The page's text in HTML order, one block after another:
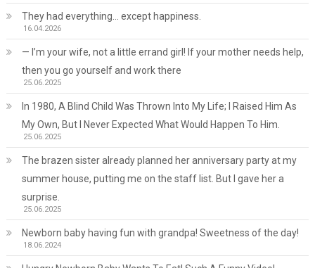
They had everything… except happiness.
16.04.2026
— I’m your wife, not a little errand girl! If your mother needs help,
then you go yourself and work there
25.06.2025
In 1980, A Blind Child Was Thrown Into My Life; I Raised Him As
My Own, But I Never Expected What Would Happen To Him.
25.06.2025
The brazen sister already planned her anniversary party at my
summer house, putting me on the staff list. But I gave her a
surprise.
25.06.2025
Newborn baby having fun with grandpa! Sweetness of the day!
18.06.2024